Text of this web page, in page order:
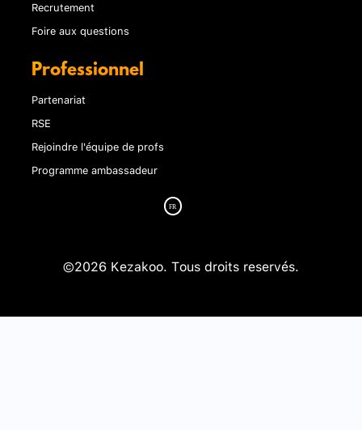
Recrutement
Foire aux questions
Professionnel
Partenariat
RSE
Rejoindre l'équipe de profs
Programme ambassadeur
©2026 Kezakoo. Tous droits reservés.